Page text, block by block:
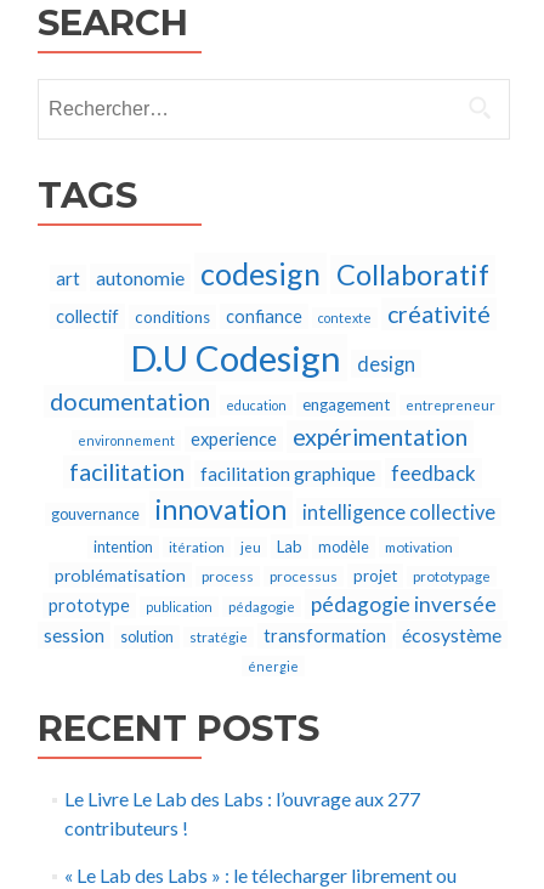
SEARCH
TAGS
art autonomie codesign Collaboratif
collectif conditions confiance contexte créativité
D.U Codesign design
documentation education engagement entrepreneur
environnement experience
expérimentation
facilitation
facilitation graphique feedback
gouvernance innovation intelligence collective
intention itération jeu Lab modèle motivation
problématisation process processus projet prototypage
prototype publication pédagogie pédagogie inversée
session solution stratégie transformation écosystème
énergie
RECENT POSTS
Le Livre Le Lab des Labs : l’ouvrage aux 277
contributeurs !
« Le Lab des Labs » : le télecharger librement ou